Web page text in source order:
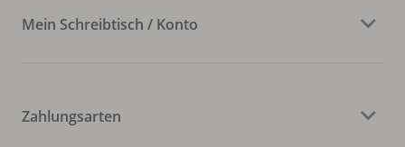
Mein Schreibtisch / Konto
Zahlungsarten